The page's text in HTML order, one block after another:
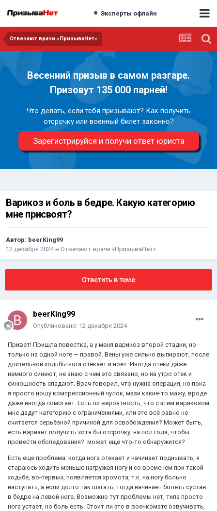
Эксперты офлайн
Отвечают врачи «ПризываНет»
Весенний призыв в самом разгаре.
Призовут 135 000 парней!
Что делать, если тебя призывают? Как получить
отсрочку или военный билет законно?
Зарегистрируйся и получи ответ юриста
Варикоз и боль в бедре. Какую категорию
мне присвоят?
Автор: beerKing99
12 декабря 2024в Отвечают врачи «ПризываНет»
Ответить в теме
beerKing99
Опубликовано: 12 декабря 2024
Привет! Пришла повестка, а у меня варикоз второй стадии, но
только на одной ноге — правой. Вены уже сильно выпирают, после
длительной ходьбы нога отекает и ноет. Иногда отеки даже
немного синеют, не знаю с чем это связано, но на утро отек и
синюшность спадают. Врач говорил, что нужна операция, но пока
я просто ношу компрессионный чулок, мази какие-то мажу, вроде
даже иногда помогает. Есть ли вероятность, что с этим варикозом
мне дадут категорию с ограничениями, или это всё равно не
считается серьёзной причиной для освобождения? Может быть,
есть вариант получить хотя бы отсрочку, на пол года, чтобы
провести обследования? может ещё что-то обнаружится?
Есть ещё проблема: когда нога отекает и начинает поднывать, я
стараюсь ходить меньше нагружая ногу и со временем при такой
ходьбе, во-первых, появляется хромота, т.к. на ногу больно
наступать, а если долго так шагать, тогда начинает болеть сустав
в бедре на левой ноге. Возможно тут проблемы нет, типа просто
нога устает, но боль есть. Стоит ли это в военкомате озвучивать,